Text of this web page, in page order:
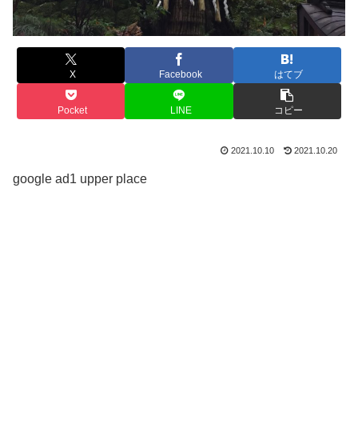
X Facebook はてブ
Pocket LINE コピー
2021.10.10 2021.10.20
google ad1 upper place